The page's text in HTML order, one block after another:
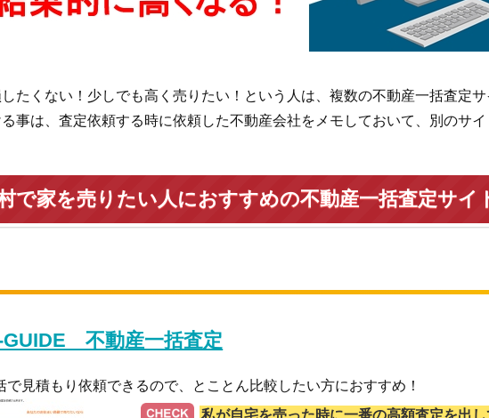
たくない！少しでも高く売りたい！という人は、複数の不動産一括査定サ
事は、査定依頼する時に依頼した不動産会社をメモしておいて、別のサ
で家を売りたい人におすすめの不動産一括査定サイ
GUIDE 不動産一括査定
で見積もり依頼できるので、とことん比較したい方におすすめ！
私が自宅を売った時に一番の高額査定を出